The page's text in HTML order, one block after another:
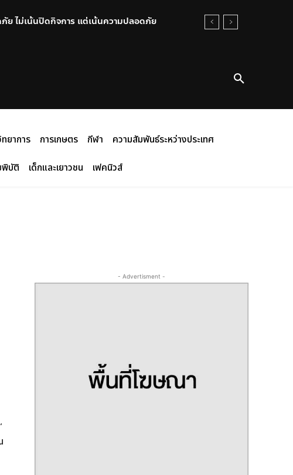
ไม่เน้นปิดกิจการ แต่เน้นความปลอดภัย
เพื่อนบ้านสู่หุ้นส่วนยุทธศาสตร์ พร้อมส่ง
ยาการ การเกษตร กีฬา
ความสัมพันธ์ระหว่างประเทศ
พิบัติ เด็กและเยาวชน เฟคนิวส์
‘
- Advertisment -